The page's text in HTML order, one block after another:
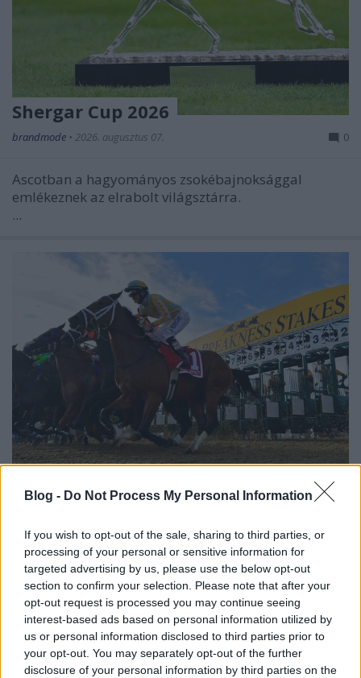
Blog - Do Not Process My Personal Information
If you wish to opt-out of the sale, sharing to third parties, or
processing of your personal or sensitive information for
targeted advertising by us, please use the below opt-out
section to confirm your selection. Please note that after your
opt-out request is processed you may continue seeing
interest-based ads based on personal information utilized by
us or personal information disclosed to third parties prior to
your opt-out. You may separately opt-out of the further
disclosure of your personal information by third parties on the
Shergar Cup 2026
brandmode • 2026. augusztus 07. 0
Ascotban a hagyományos zsokébajnoksággal
emlékeznek az elrabolt világsztárra.
...
Történelmi változás
Vasárnapra kerül át a Preakness Stakes 2027-ben.